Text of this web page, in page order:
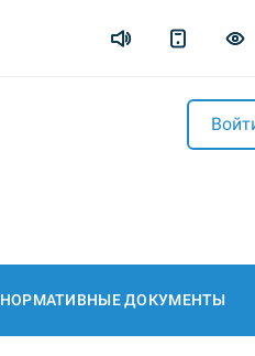
НОРМАТИВНЫЕ ДОКУМЕНТЫ